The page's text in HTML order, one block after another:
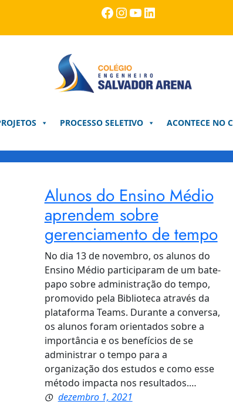
Facebook
Instagram
Youtube
LinkedIn
PROCESSO SELETIVO ACONTECE NO
Alunos do Ensino Médio
aprendem sobre
gerenciamento de tempo
No dia 13 de novembro, os alunos do
Ensino Médio participaram de um bate-
papo sobre administração do tempo,
promovido pela Biblioteca através da
plataforma Teams. Durante a conversa,
os alunos foram orientados sobre a
importância e os benefícios de se
administrar o tempo para a
organização dos estudos e como esse
método impacta nos resultados.…
dezembro 1, 2021